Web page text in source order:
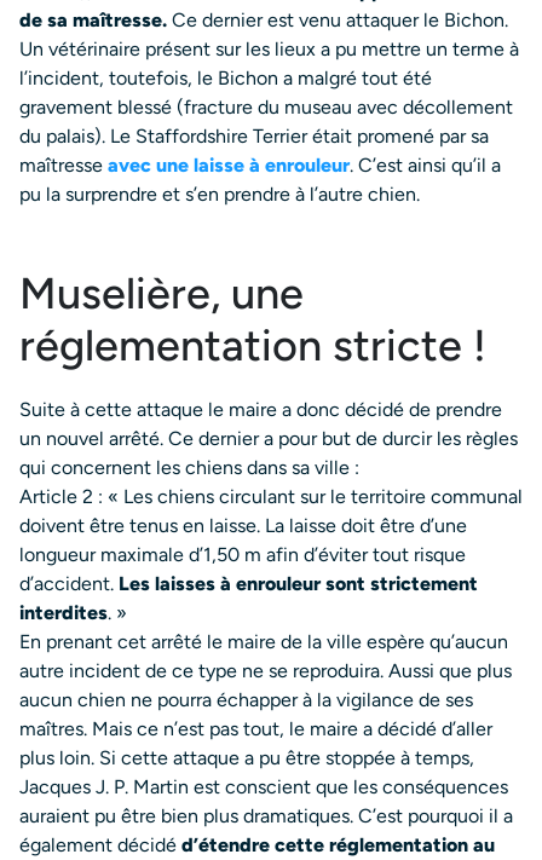
de sa maîtresse. Ce dernier est venu attaquer le Bichon.
Un vétérinaire présent sur les lieux a pu mettre un terme à
l’incident, toutefois, le Bichon a malgré tout été
gravement blessé (fracture du museau avec décollement
du palais). Le Staffordshire Terrier était promené par sa
maîtresse avec une laisse à enrouleur. C’est ainsi qu’il a
pu la surprendre et s’en prendre à l’autre chien.
Muselière, une
réglementation stricte !
Suite à cette attaque le maire a donc décidé de prendre
un nouvel arrêté. Ce dernier a pour but de durcir les règles
qui concernent les chiens dans sa ville :
Article 2 : « Les chiens circulant sur le territoire communal
doivent être tenus en laisse. La laisse doit être d’une
longueur maximale d’1,50 m afin d’éviter tout risque
d’accident. Les laisses à enrouleur sont strictement
interdites. »
En prenant cet arrêté le maire de la ville espère qu’aucun
autre incident de ce type ne se reproduira. Aussi que plus
aucun chien ne pourra échapper à la vigilance de ses
maîtres. Mais ce n’est pas tout, le maire a décidé d’aller
plus loin. Si cette attaque a pu être stoppée à temps,
Jacques J. P. Martin est conscient que les conséquences
auraient pu être bien plus dramatiques. C’est pourquoi il a
également décidé d’étendre cette réglementation au